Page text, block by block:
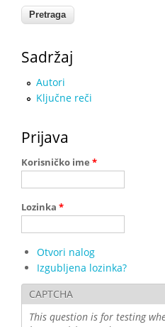
Sadržaj
Autori
Ključne reči
Prijava
Korisničko ime *
Lozinka *
Otvori nalog
Izgubljena lozinka?
CAPTCHA
This question is for testing